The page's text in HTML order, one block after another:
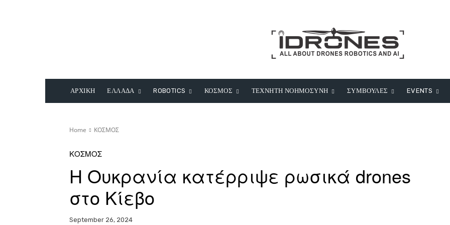
ΑΡΧΙΚΗ ΕΛΛΑΔΑ ROBOTICS ΚΟΣΜΟΣ ΤΕΧΝΗΤΗ ΝΟΗΜΟΣΥΝΗ ΣΥΜΒΟΥΛΕΣ EVENTS
Home ΚΟΣΜΟΣ
ΚΟΣΜΟΣ
Η Ουκρανία κατέρριψε ρωσικά drones
στο Κίεβο
September 26, 2024